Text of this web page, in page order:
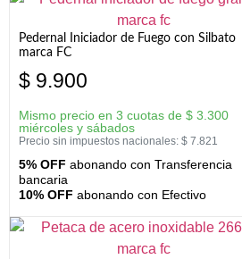
Pedernal Iniciador de Fuego con Silbato
marca FC
$ 9.900
Mismo precio en 3 cuotas de $ 3.300
miércoles y sábados
Precio sin impuestos nacionales: $ 7.821
5% OFF abonando con Transferencia
bancaria
10% OFF abonando con Efectivo